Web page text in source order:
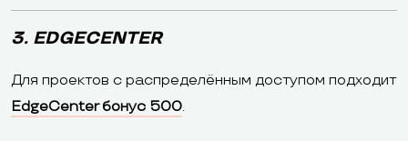
3. EDGECENTER
Для проектов с распределённым доступом подходит
EdgeCenter бонус 500.